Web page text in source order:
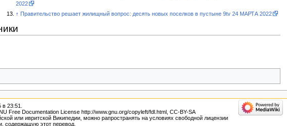
2022
↑ Правительство решает жилищный вопрос: десять новых поселков в пустыне 9tv 24 МАРТА 2022
23:51.
Free Documentation License http://www.gnu.org/copyleft/fdl.html, CC-BY-SA
или ивритской Википедии, можно рапространять на условиях свободной лицензии
содержащую этот перевод.